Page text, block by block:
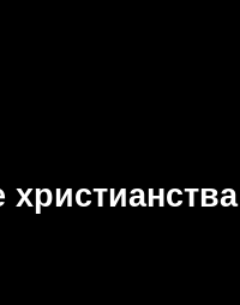
христианства